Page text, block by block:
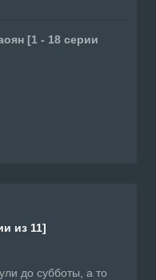
[1 - 18 серии
из 11]
до субботы, а то